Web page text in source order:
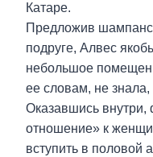
Катаре.
Предложив
подруге, Алвес
небольшое
ее словам, не знала,
Оказавшись внутри,
отношение» к
вступить в половой